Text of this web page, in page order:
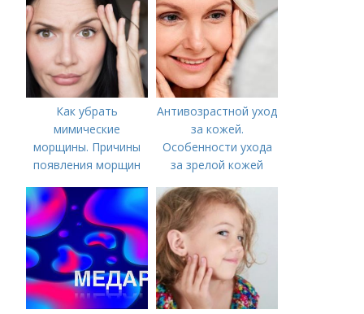
Как убрать
мимические
морщины. Причины
появления морщин
Антивозрастной уход
за кожей.
Особенности ухода
за зрелой кожей